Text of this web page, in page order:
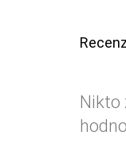
Nikto